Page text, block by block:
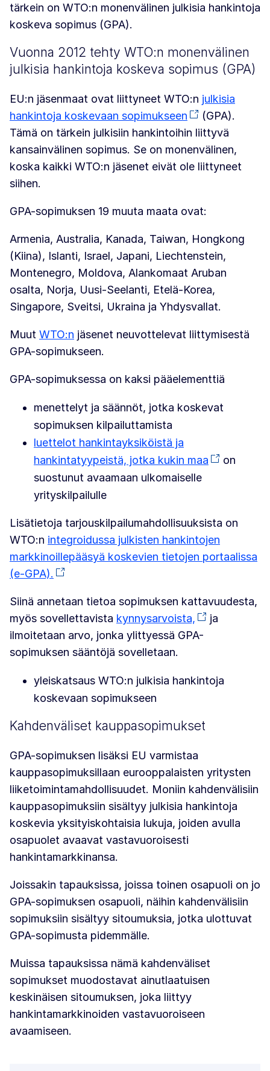
tärkein on WTO:n monenvälinen julkisia hankintoja
koskeva sopimus (GPA).
Vuonna 2012 tehty WTO:n monenvälinen
julkisia hankintoja koskeva sopimus (GPA)
EU:n jäsenmaat ovat liittyneet WTO:n julkisia
hankintoja koskevaan sopimukseen
(GPA).
Tämä on tärkein julkisiin hankintoihin liittyvä
kansainvälinen sopimus. Se on monenvälinen,
koska kaikki WTO:n jäsenet eivät ole liittyneet
siihen.
GPA-sopimuksen 19 muuta maata ovat:
Armenia, Australia, Kanada, Taiwan, Hongkong
(Kiina), Islanti, Israel, Japani, Liechtenstein,
Montenegro, Moldova, Alankomaat Aruban
osalta, Norja, Uusi-Seelanti, Etelä-Korea,
Singapore, Sveitsi, Ukraina ja Yhdysvallat.
Muut WTO:n jäsenet neuvottelevat liittymisestä
GPA-sopimukseen.
GPA-sopimuksessa on kaksi pääelementtiä
menettelyt ja säännöt, jotka koskevat
sopimuksen kilpailuttamista
luettelot hankintayksiköistä ja
hankintatyypeistä, jotka kukin maa
on
suostunut avaamaan ulkomaiselle
yrityskilpailulle
Lisätietoja tarjouskilpailumahdollisuuksista on
WTO:n integroidussa julkisten hankintojen
markkinoillepääsyä koskevien tietojen portaalissa
(e-GPA).
Siinä annetaan tietoa sopimuksen kattavuudesta,
myös sovellettavista kynnysarvoista,
ja
ilmoitetaan arvo, jonka ylittyessä GPA-
sopimuksen sääntöjä sovelletaan.
yleiskatsaus WTO:n julkisia hankintoja
koskevaan sopimukseen
Kahdenväliset kauppasopimukset
GPA-sopimuksen lisäksi EU varmistaa
kauppasopimuksillaan eurooppalaisten yritysten
liiketoimintamahdollisuudet. Moniin kahdenvälisiin
kauppasopimuksiin sisältyy julkisia hankintoja
koskevia yksityiskohtaisia lukuja, joiden avulla
osapuolet avaavat vastavuoroisesti
hankintamarkkinansa.
Joissakin tapauksissa, joissa toinen osapuoli on jo
GPA-sopimuksen osapuoli, näihin kahdenvälisiin
sopimuksiin sisältyy sitoumuksia, jotka ulottuvat
GPA-sopimusta pidemmälle.
Muissa tapauksissa nämä kahdenväliset
sopimukset muodostavat ainutlaatuisen
keskinäisen sitoumuksen, joka liittyy
hankintamarkkinoiden vastavuoroiseen
avaamiseen.